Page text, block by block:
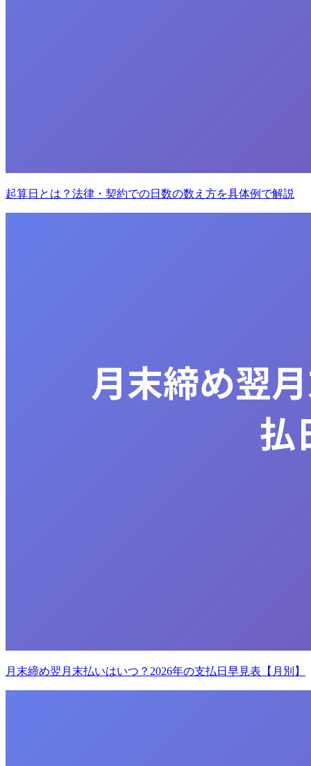
起算日とは？法律・契約での日数の数え方を具体例で解説
月末締め翌月末払いはいつ？2026年の支払日早見表【月別】